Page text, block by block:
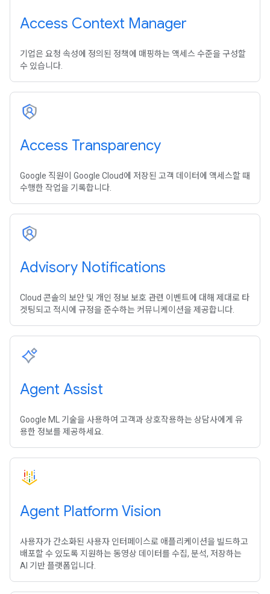
Access Context Manager
기업은 요청 속성에 정의된 정책에 매핑하는 액세스 수준을 구성할
수 있습니다.
Access Transparency
Google 직원이 Google Cloud에 저장된 고객 데이터에 액세스할 때
수행한 작업을 기록합니다.
Advisory Notifications
Cloud 콘솔의 보안 및 개인 정보 보호 관련 이벤트에 대해 제대로 타
겟팅되고 적시에 규정을 준수하는 커뮤니케이션을 제공합니다.
Agent Assist
Google ML 기술을 사용하여 고객과 상호작용하는 상담사에게 유
용한 정보를 제공하세요.
Agent Platform Vision
사용자가 간소화된 사용자 인터페이스로 애플리케이션을 빌드하고
배포할 수 있도록 지원하는 동영상 데이터를 수집, 분석, 저장하는
AI 기반 플랫폼입니다.